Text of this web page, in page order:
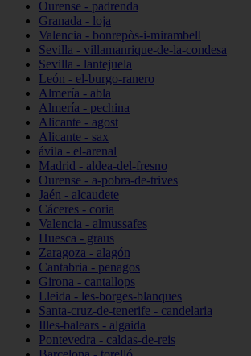
Ourense - padrenda
Granada - loja
Valencia - bonrepòs-i-mirambell
Sevilla - villamanrique-de-la-condesa
Sevilla - lantejuela
León - el-burgo-ranero
Almería - abla
Almería - pechina
Alicante - agost
Alicante - sax
ávila - el-arenal
Madrid - aldea-del-fresno
Ourense - a-pobra-de-trives
Jaén - alcaudete
Cáceres - coria
Valencia - almussafes
Huesca - graus
Zaragoza - alagón
Cantabria - penagos
Girona - cantallops
Lleida - les-borges-blanques
Santa-cruz-de-tenerife - candelaria
Illes-balears - algaida
Pontevedra - caldas-de-reis